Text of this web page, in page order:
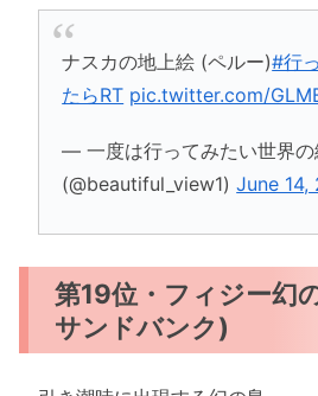
ナスカの地上絵 (ペルー)#行
たらRT pic.twitter.com/
— 一度は行ってみたい世界の
(@beautiful_view1)June 14,
第19位・フィジー幻
サンドバンク)